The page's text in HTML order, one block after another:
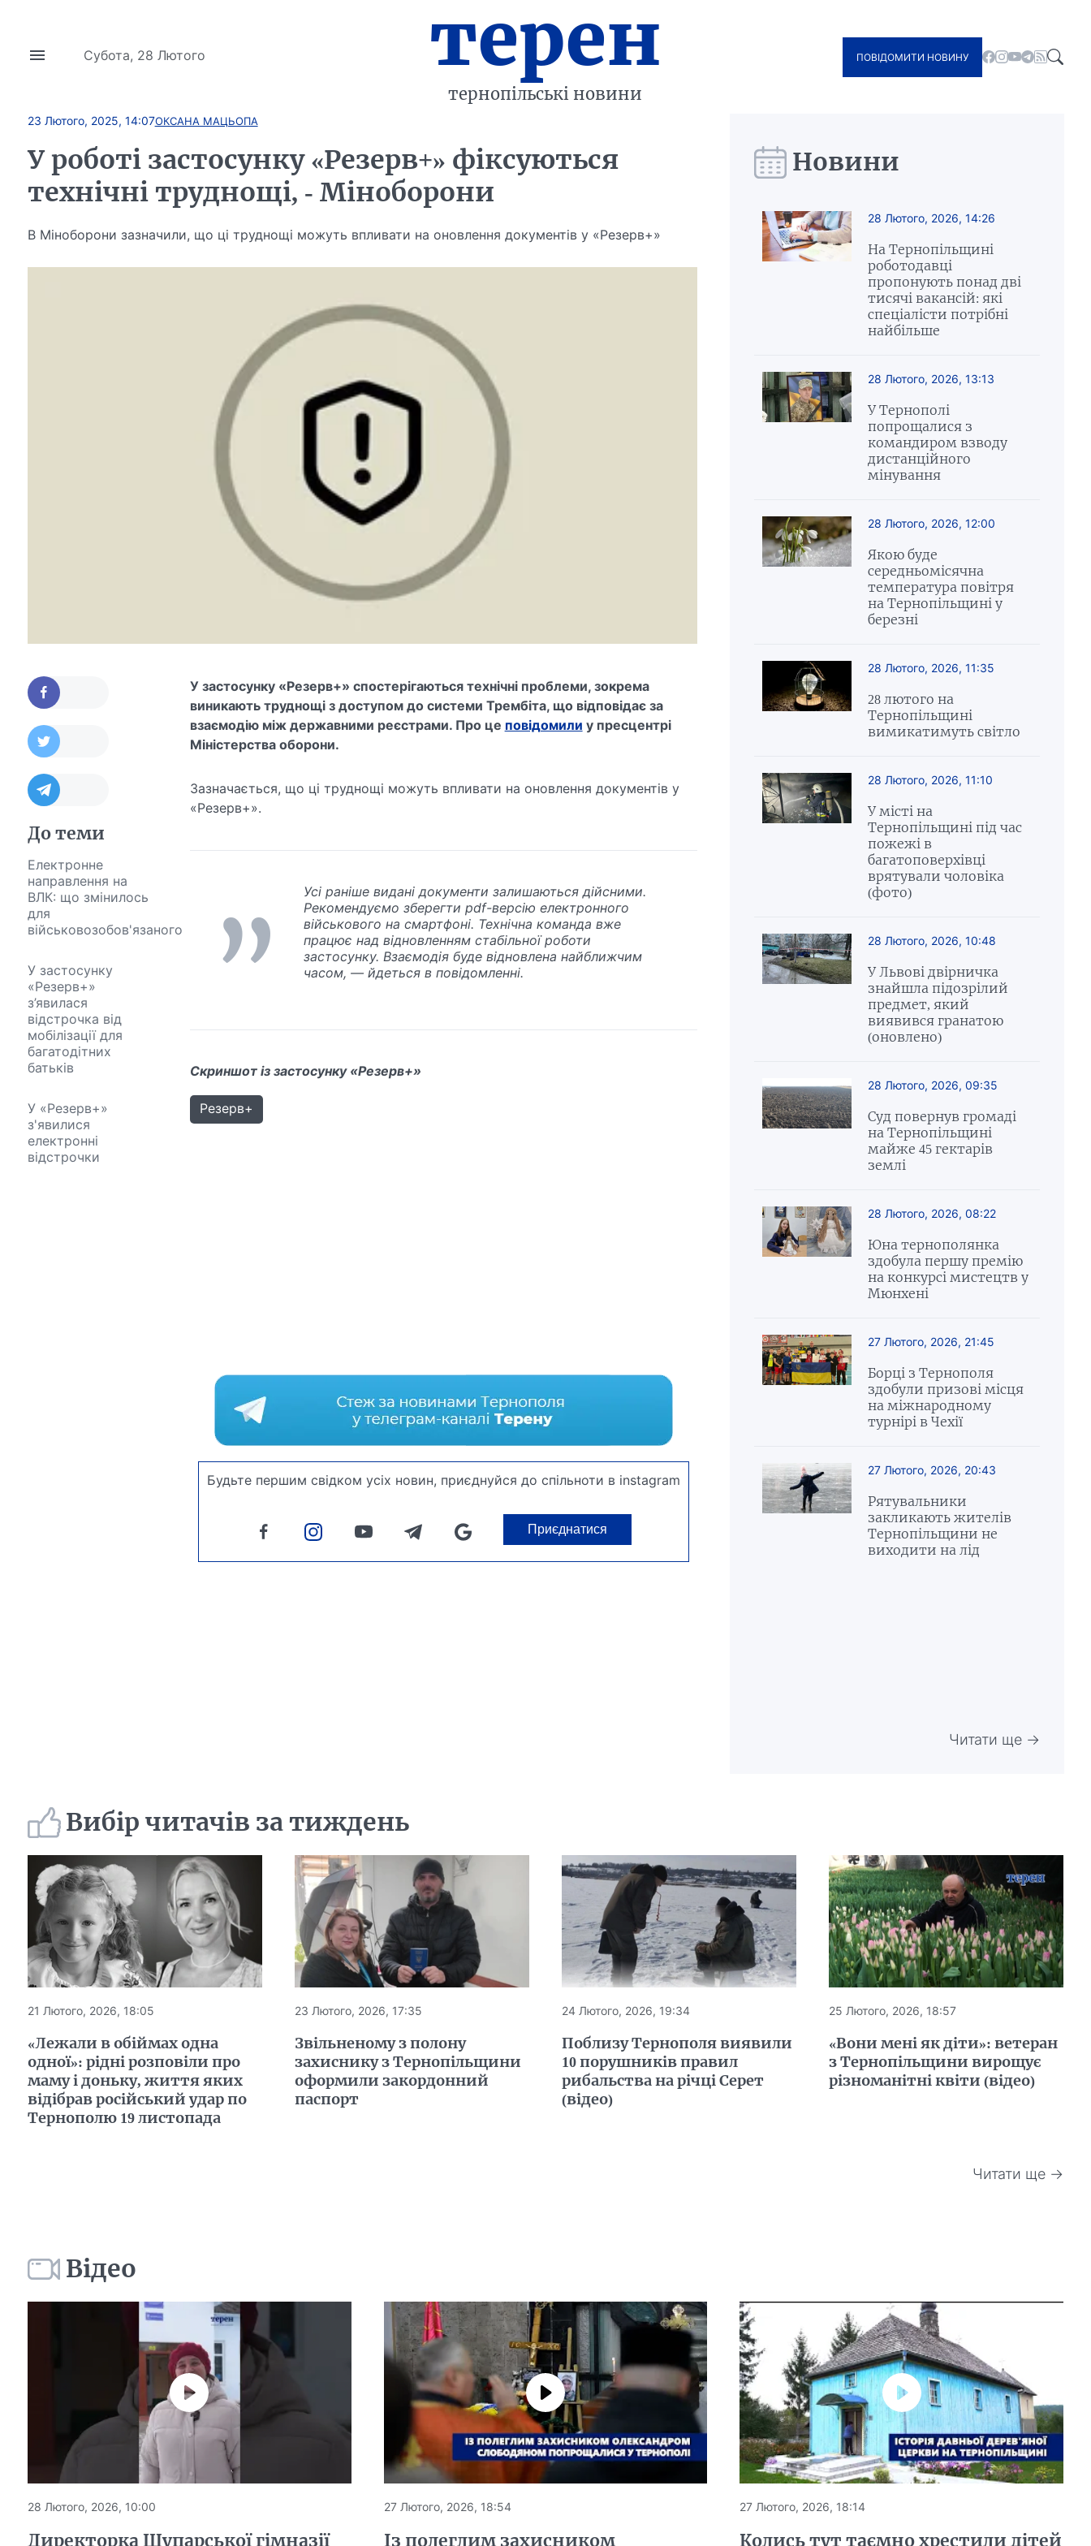
Субота, 28 Лютого терен
тернопільські новини
ПОВІДОМИТИ НОВИНУ
23 Лютого, 2025, 14:07ОКСАНА МАЦЬОПА
У роботі застосунку «Резерв+» фіксуються
технічні труднощі, - Міноборони
В Міноборони зазначили, що ці труднощі можуть впливати на оновлення документів у «Резерв+»
До теми
Електронне
направлення на
ВЛК: що змінилось
для
військовозобов'язаного
У застосунку
«Резерв+»
з’явилася
відстрочка від
мобілізації для
багатодітних
батьків
У «Резерв+»
з'явилися
електронні
відстрочки
У застосунку «Резерв+» спостерігаються технічні проблеми, зокрема
виникають труднощі з доступом до системи Трембіта, що відповідає за
взаємодію між державними реєстрами. Про це повідомили у пресцентрі
Міністерства оборони.
Зазначається, що ці труднощі можуть впливати на оновлення документів у
«Резерв+».
Усі раніше видані документи залишаються дійсними.
Рекомендуємо зберегти pdf-версію електронного
військового на смартфоні. Технічна команда вже
працює над відновленням стабільної роботи
застосунку. Взаємодія буде відновлена найближчим
часом, — йдеться в повідомленні.
Скриншот із застосунку «Резерв+»
Резерв+
Будьте першим свідком усіх новин, приєднуйся до спільноти в instagram
Приєднатися
Новини
28 Лютого, 2026, 14:26
На Тернопільщині
роботодавці
пропонують понад дві
тисячі вакансій: які
спеціалісти потрібні
найбільше
28 Лютого, 2026, 13:13
У Тернополі
попрощалися з
командиром взводу
дистанційного
мінування
28 Лютого, 2026, 12:00
Якою буде
середньомісячна
температура повітря
на Тернопільщині у
березні
28 Лютого, 2026, 11:35
28 лютого на
Тернопільщині
вимикатимуть світло
28 Лютого, 2026, 11:10
У місті на
Тернопільщині під час
пожежі в
багатоповерхівці
врятували чоловіка
(фото)
28 Лютого, 2026, 10:48
У Львові двірничка
знайшла підозрілий
предмет, який
виявився гранатою
(оновлено)
28 Лютого, 2026, 09:35
Суд повернув громаді
на Тернопільщині
майже 45 гектарів
землі
28 Лютого, 2026, 08:22
Юна тернополянка
здобула першу премію
на конкурсі мистецтв у
Мюнхені
27 Лютого, 2026, 21:45
Борці з Тернополя
здобули призові місця
на міжнародному
турнірі в Чехії
27 Лютого, 2026, 20:43
Рятувальники
закликають жителів
Тернопільщини не
виходити на лід
Читати ще →
Вибір читачів за тиждень
21 Лютого, 2026, 18:05
«Лежали в обіймах одна
одної»: рідні розповіли про
маму і доньку, життя яких
відібрав російський удар по
Тернополю 19 листопада
23 Лютого, 2026, 17:35
Звільненому з полону
захиснику з Тернопільщини
оформили закордонний
паспорт
24 Лютого, 2026, 19:34
Поблизу Тернополя виявили
10 порушників правил
рибальства на річці Серет
(відео)
25 Лютого, 2026, 18:57
«Вони мені як діти»: ветеран
з Тернопільщини вирощує
різноманітні квіти (відео)
Читати ще →
Відео
28 Лютого, 2026, 10:00
Директорка Шупарської гімназії
27 Лютого, 2026, 18:54
Із полеглим захисником
27 Лютого, 2026, 18:14
Колись тут таємно хрестили дітей